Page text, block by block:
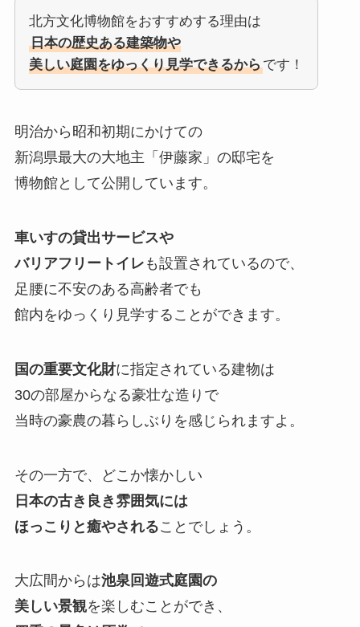
北方文化博物館をおすすめする理由は
日本の歴史ある建築物や
美しい庭園をゆっくり見学できるからです！
明治から昭和初期にかけての
新潟県最大の大地主「伊藤家」の邸宅を
博物館として公開しています。
車いすの貸出サービスや
バリアフリートイレ も設置されているので、
足腰に不安のある高齢者でも
館内をゆっくり見学することができます。
国の重要文化財に指定されている建物は
30の部屋からなる豪壮な造りで
当時の豪農の暮らしぶりを感じられますよ。
その一方で、どこか懐かしい
日本の古き良き雰囲気には
ほっこりと癒やされることでしょう。
大広間からは池泉回遊式庭園の
美しい景観を楽しむことができ、